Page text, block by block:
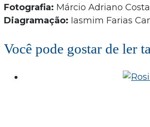
Fotografia: Márcio Adriano
Diagramação: Iasmim Farias
Você pode gostar de ler